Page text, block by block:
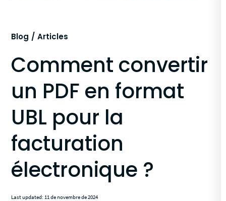
Blog Articles
Comment convertir
un PDF en format
UBL pour la
facturation
électronique ?
Last updated: 11 de novembre de 2024